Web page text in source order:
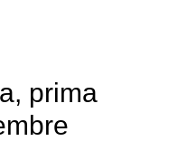
prima